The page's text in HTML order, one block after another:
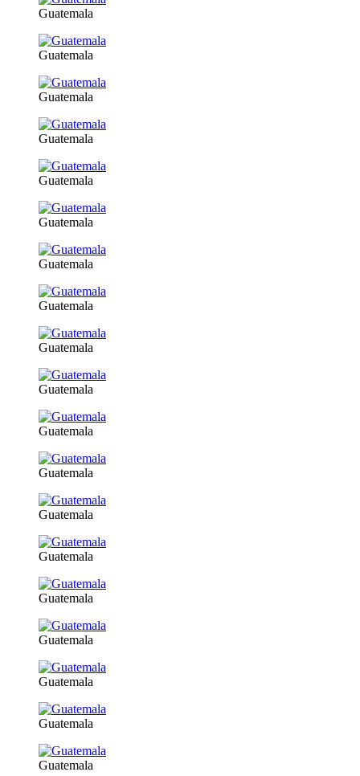
Guatemala
Guatemala
Guatemala
Guatemala
Guatemala
Guatemala
Guatemala
Guatemala
Guatemala
Guatemala
Guatemala
Guatemala
Guatemala
Guatemala
Guatemala
Guatemala
Guatemala
Guatemala
Guatemala